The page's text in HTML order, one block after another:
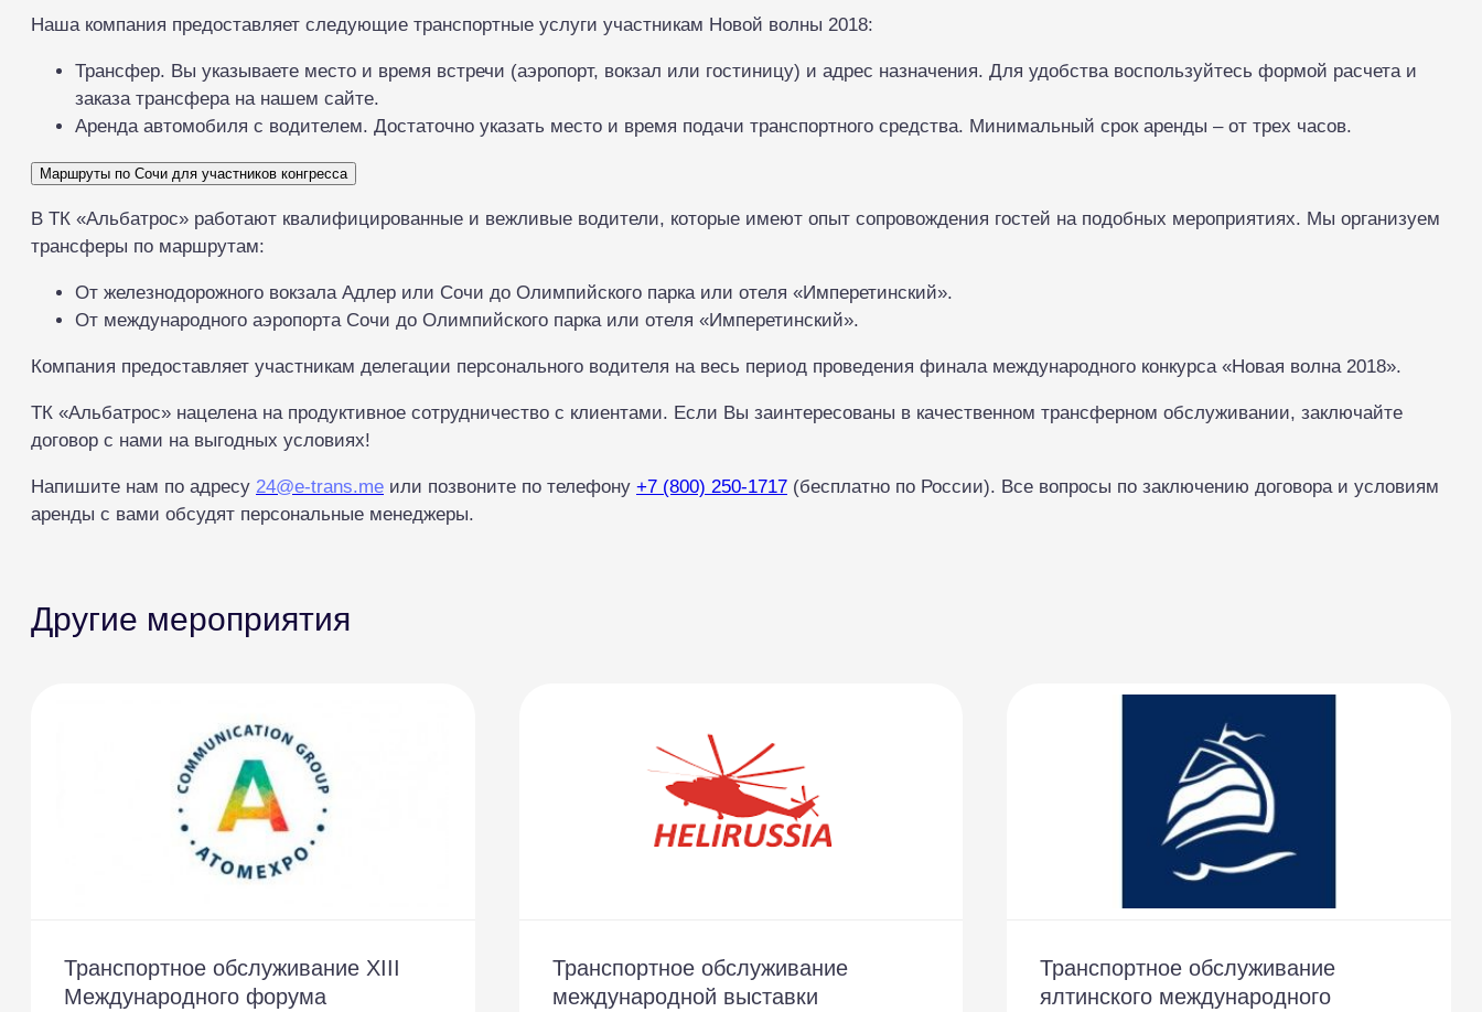
Наша компания предоставляет следующие транспортные услуги участникам Новой волны 2018:
Трансфер. Вы указываете место и время встречи (аэропорт, вокзал или гостиницу) и адрес назначения. Для удобства воспользуйтесь формой расчета и
заказа трансфера на нашем сайте.
Аренда автомобиля с водителем. Достаточно указать место и время подачи транспортного средства. Минимальный срок аренды – от трех часов.
Маршруты по Сочи для участников конгресса
В ТК «Альбатрос» работают квалифицированные и вежливые водители, которые имеют опыт сопровождения гостей на подобных мероприятиях. Мы организуем
трансферы по маршрутам:
От железнодорожного вокзала Адлер или Сочи до Олимпийского парка или отеля «Имперетинский».
От международного аэропорта Сочи до Олимпийского парка или отеля «Имперетинский».
Компания предоставляет участникам делегации персонального водителя на весь период проведения финала международного конкурса «Новая волна 2018».
ТК «Альбатрос» нацелена на продуктивное сотрудничество с клиентами. Если Вы заинтересованы в качественном трансферном обслуживании, заключайте
договор с нами на выгодных условиях!
Напишите нам по адресу 24@e-trans.me или позвоните по телефону +7 (800) 250-1717 (бесплатно по России). Все вопросы по заключению договора и условиям
аренды с вами обсудят персональные менеджеры.
Другие мероприятия
Транспортное обслуживание XIII
Международного форума
Транспортное обслуживание
международной выставки
Транспортное обслуживание
ялтинского международного